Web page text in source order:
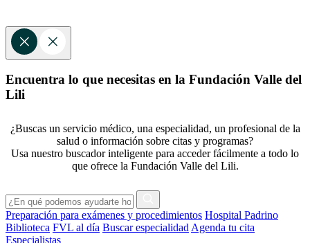
Encuentra lo que necesitas en la Fundación Valle del
Lili
¿Buscas un servicio médico, una especialidad, un profesional de la
salud o información sobre citas y programas?
Usa nuestro buscador inteligente para acceder fácilmente a todo lo
que ofrece la Fundación Valle del Lili.
Preparación para exámenes y procedimientos Hospital Padrino
Biblioteca FVL al día Buscar especialidad Agenda tu cita
Especialistas